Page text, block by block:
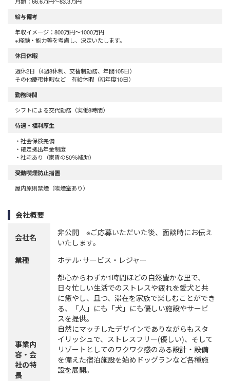
給与備考
年収イメージ：800万円～1000万円
※経験・能力等を考慮し、決定いたします。
休日休暇
週休2日（4週8休制、交替制勤務、年間105日）
その他慶弔休暇など 有給休暇（初年度10日）
勤務時間
シフトによる交代勤務（実働8時間）
待遇・福利厚生
・社会保険完備
・確定拠出年金制度
・社宅あり（家賃の50％補助）
受動喫煙防止措置
屋内原則禁煙（喫煙室あり）
会社概要
会社名
非公開 ※ご応募いただいた後、面談時にお伝え
いたします。
業種
ホテル･サービス・レジャー
事業内
容・会
社の特
長
都心からわずか1時間ほどの自然豊かな里で、
日々忙しい生活でのストレスや疲れを愛犬と共
に癒やし、且つ、滞在を家族で楽しむことができ
る、「人」にも「犬」にも優しい施設やサービ
スを提供。
自然にマッチしたデザインでありながらもスタ
イリッシュで、ストレスフリー(優しい)、そして
リゾートとしてのワクワク感のある設計・設備
を備えた宿泊施設を始めドッグランなど各種施
設を展開。